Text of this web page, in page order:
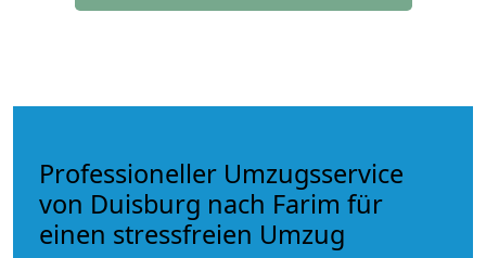
Professioneller Umzugsservice
von Duisburg nach Farim für
einen stressfreien Umzug